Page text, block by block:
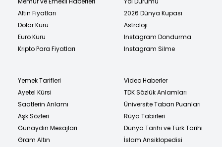
Altın Fiyatları
Dolar Kuru
Euro Kuru
Kripto Para Fiyatları
2026 Dünya Kupası
Astroloji
Instagram Dondurma
Instagram Silme
Yemek Tarifleri
Ayetel Kürsi
Saatlerin Anlamı
Aşk Sözleri
Günaydın Mesajları
Gram Altın
Video Haberler
TDK Sözlük Anlamları
Üniversite Taban Puanları
Rüya Tabirleri
Dünya Tarihi ve Türk Tarihi
İslam Ansiklopedisi